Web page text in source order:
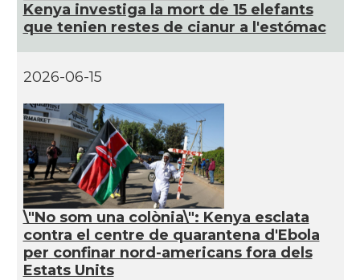
Kenya investiga la mort de 15 elefants
que tenien restes de cianur a l'estómac
2026-06-15
\"No som una colònia\": Kenya esclata
contra el centre de quarantena d'Ebola
per confinar nord-americans fora dels
Estats Units